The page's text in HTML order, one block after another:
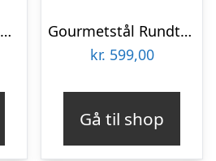
Kockums jernverk Bage /pizzastål opfoldet, 37 x 32 cm
Gourmetstål Rundt pizzastål med greb, 33 cm.
kr. 599,00
Gå til shop